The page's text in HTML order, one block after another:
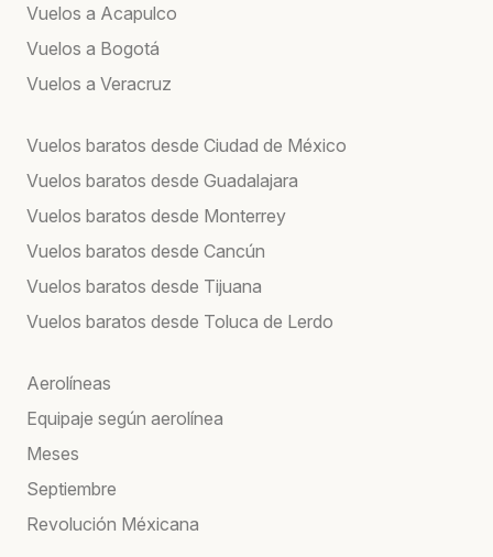
Vuelos a Acapulco
Vuelos a Bogotá
Vuelos a Veracruz
Vuelos baratos desde Ciudad de México
Vuelos baratos desde Guadalajara
Vuelos baratos desde Monterrey
Vuelos baratos desde Cancún
Vuelos baratos desde Tijuana
Vuelos baratos desde Toluca de Lerdo
Aerolíneas
Equipaje según aerolínea
Meses
Septiembre
Revolución Méxicana